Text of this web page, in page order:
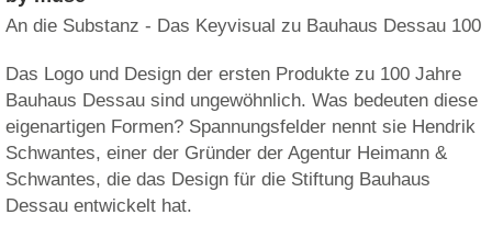
An die Substanz - Das Keyvisual zu Bauhaus Dessau 100
Das Logo und Design der ersten Produkte zu 100 Jahre
Bauhaus Dessau sind ungewöhnlich. Was bedeuten diese
eigenartigen Formen? Spannungsfelder nennt sie Hendrik
Schwantes, einer der Gründer der Agentur Heimann &
Schwantes, die das Design für die Stiftung Bauhaus
Dessau entwickelt hat.